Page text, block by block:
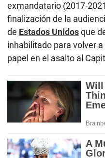
exmandatario (2017-
finalización de la
de Estados Unidosque
inhabilitado para volver
papel en el asalto al